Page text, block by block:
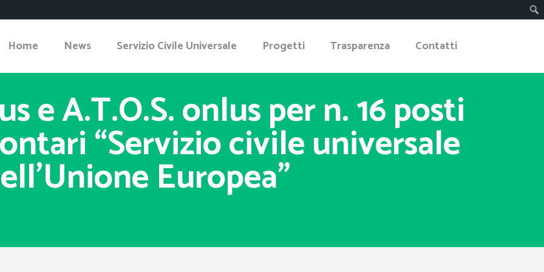
Home News Servizio Civile Universale Progetti Trasparenza Contatti
e A.T.O.S. onlus per n. 16 posti
“Servizio civile universale
Europea”